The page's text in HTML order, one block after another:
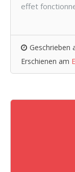
effet
Geschrieben
Erschienen am